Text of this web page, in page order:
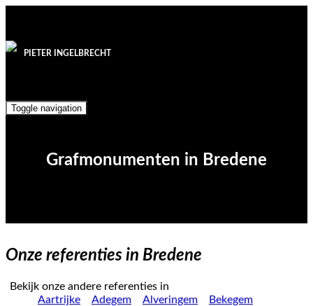
PIETER INGELBRECHT
Toggle navigation
Grafmonumenten in Bredene
Onze referenties in Bredene
Bekijk onze andere referenties in
Aartrijke
Adegem Alveringem
Bekegem